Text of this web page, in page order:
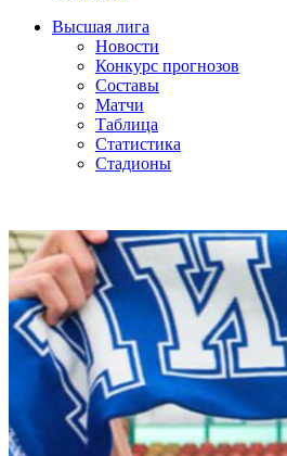
Высшая лига
Новости
Конкурс прогнозов
Составы
Матчи
Таблица
Статистика
Стадионы